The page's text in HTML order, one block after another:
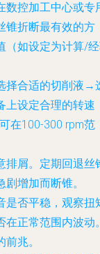
数控加工中心或专
锥折断最有效的方
（如设定为计算/
择合适的切削液→
上设定合理的转速
在100-300 rpm范
排屑。定期回退丝
增加而断锥。
是否平稳，观察扭
在正常范围内波动
兆。